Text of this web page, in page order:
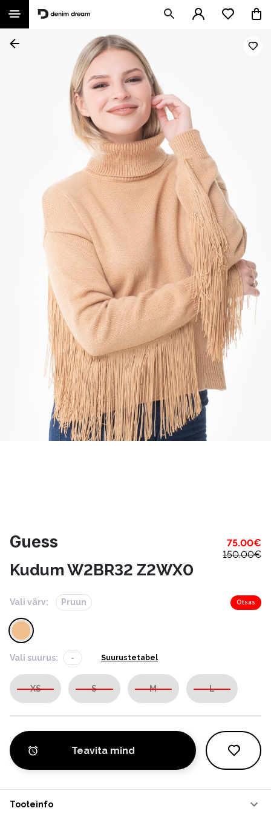
Guess 75.00€
150.00€
Kudum W2BR32 Z2WX0
Vali värv: Pruun Otsas
Vali suurus: - Suurustetabel
XS S M L
Teavita mind
Tooteinfo